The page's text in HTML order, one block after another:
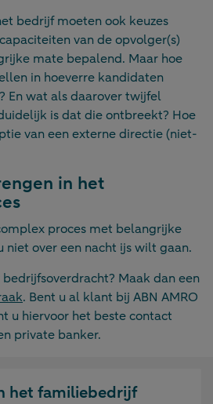
bedrijf moeten ook keuzes
van de opvolger(s)
mate bepalend. Maar hoe
in hoeverre kandidaten
En wat als daarover twijfel
is dat die ontbreekt? Hoe
van een externe directie (niet-
in het
proces met belangrijke
niet over een nacht ijs wilt gaan.
Maak dan een
. Bent u al klant bij ABN AMRO
u hiervoor het beste contact
private banker.
het familiebedrijf